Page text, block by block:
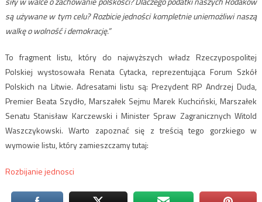
są używane w tym celu? Rozbicie jedności kompletnie uniemożliwi naszą
walkę o wolność i demokrację.”
To fragment listu, który do najwyższych władz Rzeczypospolitej
Polskiej wystosowała Renata Cytacka, reprezentująca Forum Szkół
Polskich na Litwie. Adresatami listu są: Prezydent RP Andrzej Duda,
Premier Beata Szydło, Marszałek Sejmu Marek Kuchciński, Marszałek
Senatu Stanisław Karczewski i Minister Spraw Zagranicznych Witold
Waszczykowski. Warto zapoznać się z treścią tego gorzkiego w
wymowie listu, który zamieszczamy tutaj:
Rozbijanie jednosci